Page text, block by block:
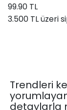
99.90 TL
3.500 TL üzeri
Trendleri
detaylarla